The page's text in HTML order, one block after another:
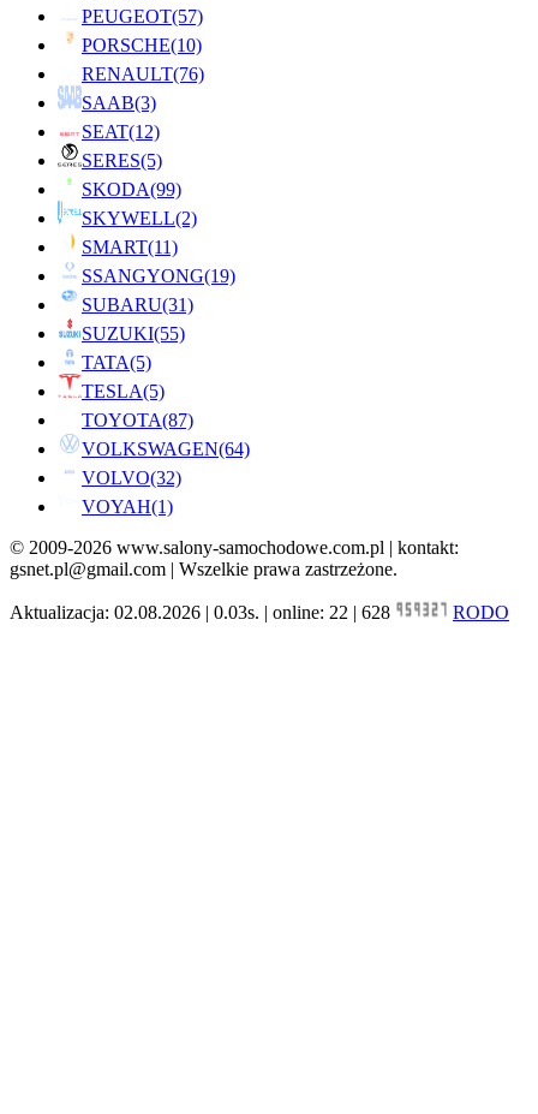
PEUGEOT(57)
PORSCHE(10)
RENAULT(76)
SAAB(3)
SEAT(12)
SERES(5)
SKODA(99)
SKYWELL(2)
SMART(11)
SSANGYONG(19)
SUBARU(31)
SUZUKI(55)
TATA(5)
TESLA(5)
TOYOTA(87)
VOLKSWAGEN(64)
VOLVO(32)
VOYAH(1)
© 2009-2026 www.salony-samochodowe.com.pl | kontakt:
gsnet.pl@gmail.com | Wszelkie prawa zastrzeżone.
Aktualizacja: 02.08.2026 | 0.03s. | online: 22 | 628 RODO